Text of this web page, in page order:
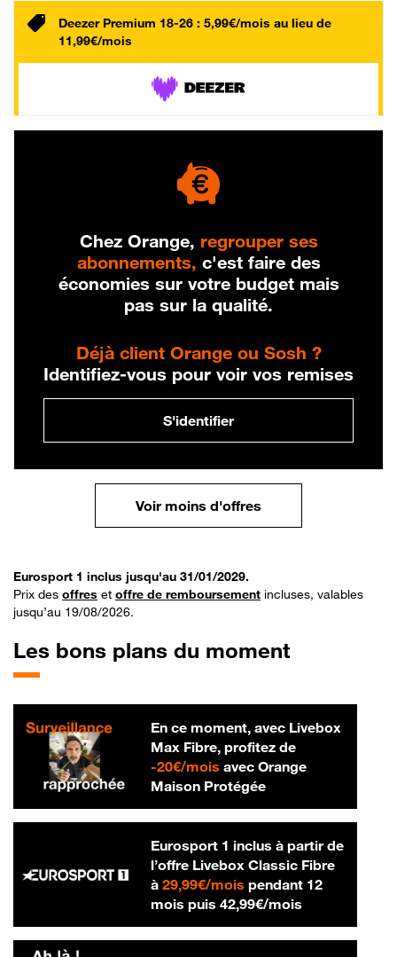
Deezer Premium 18-26 : 5,99€/mois au lieu de
11,99€/mois
Chez Orange, regrouper ses
abonnements, c'est faire des
économies sur votre budget mais
pas sur la qualité.
Déjà client Orange ou Sosh ?
Identifiez-vous pour voir vos remises
S'identifier
Voir moins d'offres
Eurosport 1 inclus jusqu'au 31/01/2029.
Prix des offres et offre de remboursement incluses, valables
jusqu’au 19/08/2026.
Les bons plans du moment
En ce moment, avec Livebox
Max Fibre, profitez de
-20€/mois20 € par mois
avec Orange
Maison Protégée
Eurosport 1 inclus à partir de
l’offre Livebox Classic Fibre
à 29,99€/mois29,99 € par mois
pendant 12
mois puis 42,99€/mois42,99 € par